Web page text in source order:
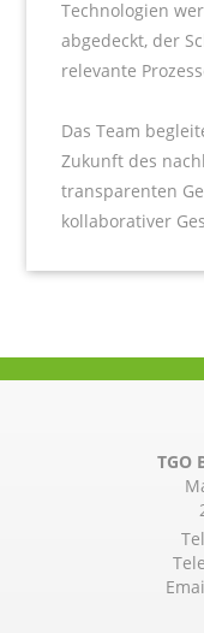
Technologien
abgedeckt, der
relevante
Das Team
Zukunft des
transparenten
kollaborativer
TGO